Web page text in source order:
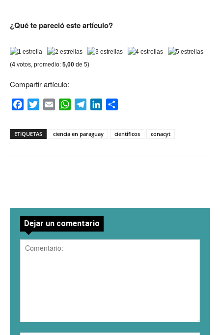
¿Qué te pareció este artículo?
(4 votos, promedio: 5,00 de 5)
Compartir artículo:
FacebookTwitterEmail WhatsAppTelegramLinkedIn
ETIQUETAS ciencia en paraguay científicos conacyt
Dejar un comentario